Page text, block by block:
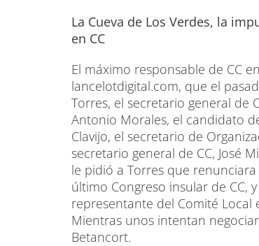
La Cueva de Los Verdes, la
en CC
El máximo responsable de CC
lancelotdigital.com, que el
Torres, el secretario general de
Antonio Morales, el candidato
Clavijo, el secretario de
secretario general de CC, José
le pidió a Torres que
último Congreso insular de CC,
representante del Comité Local
Mientras unos intentan
Betancort.